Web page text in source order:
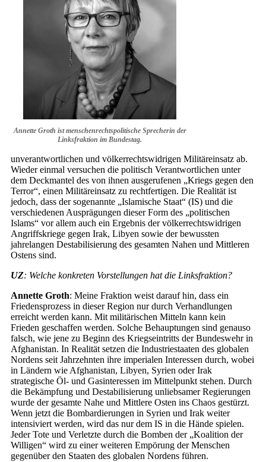
Annette Groth ist menschenrechtspolitische Sprecherin der
Linksfraktion im Bundestag.
unverantwortlichen und völkerrechtswidrigen Militäreinsatz ab.
Wieder einmal versuchen die politisch Verantwortlichen unter
dem Deckmantel des von ihnen ausgerufenen „Kriegs gegen den
Terror“, einen Militäreinsatz zu rechtfertigen. Die Realität ist
jedoch, dass der sogenannte „Islamische Staat“ (IS) und die
verschiedenen Ausprägungen dieser Form des „politischen
Islams“ vor allem auch ein Ergebnis der völkerrechtswidrigen
Angriffskriege gegen Irak, Libyen sowie der bewussten
jahrelangen Destabilisierung des gesamten Nahen und Mittleren
Ostens sind.
UZ: Welche konkreten Vorstellungen hat die Linksfraktion?
Annette Groth: Meine Fraktion weist darauf hin, dass ein
Friedensprozess in dieser Region nur durch Verhandlungen
erreicht werden kann. Mit militärischen Mitteln kann kein
Frieden geschaffen werden. Solche Behauptungen sind genauso
falsch, wie jene zu Beginn des Kriegseintritts der Bundeswehr in
Afghanistan. In Realität setzen die Industriestaaten des globalen
Nordens seit Jahrzehnten ihre imperialen Interessen durch, wobei
in Ländern wie Afghanistan, Libyen, Syrien oder Irak
strategische Öl- und Gasinteressen im Mittelpunkt stehen. Durch
die Bekämpfung und Destabilisierung unliebsamer Regierungen
wurde der gesamte Nahe und Mittlere Osten ins Chaos gestürzt.
Wenn jetzt die Bombardierungen in Syrien und Irak weiter
intensiviert werden, wird das nur dem IS in die Hände spielen.
Jeder Tote und Verletzte durch die Bomben der „Koalition der
Willigen“ wird zu einer weiteren Empörung der Menschen
gegenüber den Staaten des globalen Nordens führen.